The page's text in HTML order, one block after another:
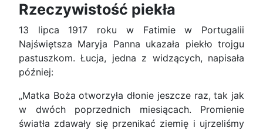
Rzeczywistość piekła
13 lipca 1917 roku w Fatimie w Portugalii
Najświętsza Maryja Panna ukazała piekło trojgu
pastuszkom. Łucja, jedna z widzących, napisała
później:
„Matka Boża otworzyła dłonie jeszcze raz, tak jak
w dwóch poprzednich miesiącach. Promienie
światła zdawały się przenikać ziemię i ujrzeliśmy